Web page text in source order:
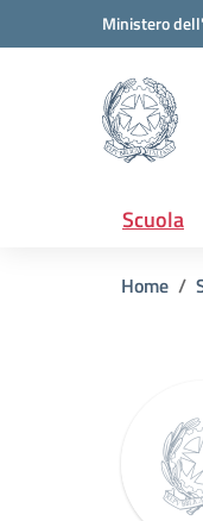
Vai ai contenuti
Vai al menu diMinistero
scuola
Scuola
Home